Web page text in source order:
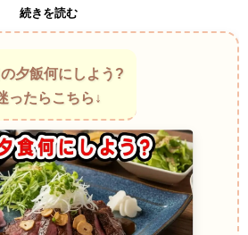
しまれるふわふわ食感のパンです。生地の
るような感覚があります。派手な具材は
しさで十分満足できます。
ス料理～ 絹のような口当たりのリッチな
パンです。香りは豊かですが食感は軽や
ます。ふんわりした食感を楽しみたい日
が美しいやさしい食感のパン～
ンです。中はやわらかく、ほんのり甘い
ですが味わいは穏やかで、どこか安心感
続きを読む
夕飯何にしよう?
ったらこちら↓